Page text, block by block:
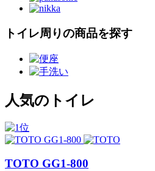
トイレ周りの商品を探す
人気のトイレ
TOTO GG1-800